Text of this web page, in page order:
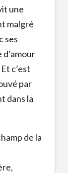
une
malgré
ses
c’est
par
dans la
de la